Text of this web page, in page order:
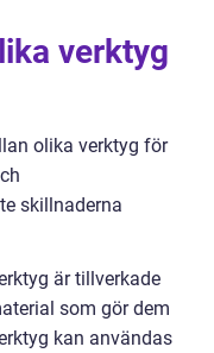
verktyg
olika verktyg för
skillnaderna
är tillverkade
som gör dem
kan användas